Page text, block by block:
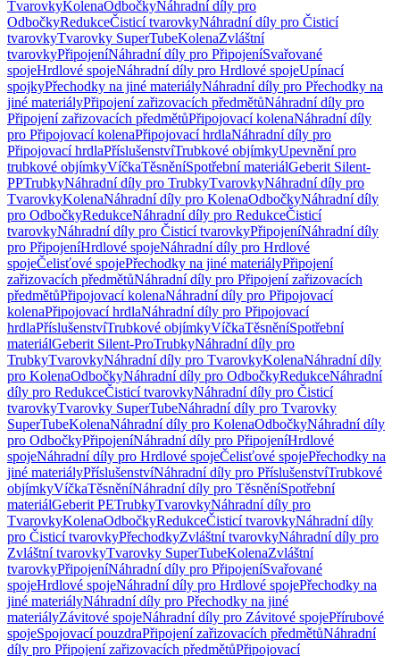
TvarovkyKolenaOdbočkyNáhradní díly pro
OdbočkyRedukceČisticí tvarovkyNáhradní díly pro Čisticí
tvarovkyTvarovky SuperTubeKolenaZvláštní
tvarovkyPřipojeníNáhradní díly pro PřipojeníSvařované
spojeHrdlové spojeNáhradní díly pro Hrdlové spojeUpínací
spojkyPřechodky na jiné materiályNáhradní díly pro Přechodky na
jiné materiályPřipojení zařizovacích předmětůNáhradní díly pro
Připojení zařizovacích předmětůPřipojovací kolenaNáhradní díly
pro Připojovací kolenaPřipojovací hrdlaNáhradní díly pro
Připojovací hrdlaPříslušenstvíTrubkové objímkyUpevnění pro
trubkové objímkyVíčkaTěsněníSpotřební materiálGeberit Silent-
PPTrubkyNáhradní díly pro TrubkyTvarovkyNáhradní díly pro
TvarovkyKolenaNáhradní díly pro KolenaOdbočkyNáhradní díly
pro OdbočkyRedukceNáhradní díly pro RedukceČisticí
tvarovkyNáhradní díly pro Čisticí tvarovkyPřipojeníNáhradní díly
pro PřipojeníHrdlové spojeNáhradní díly pro Hrdlové
spojeČelisťové spojePřechodky na jiné materiályPřipojení
zařizovacích předmětůNáhradní díly pro Připojení zařizovacích
předmětůPřipojovací kolenaNáhradní díly pro Připojovací
kolenaPřipojovací hrdlaNáhradní díly pro Připojovací
hrdlaPříslušenstvíTrubkové objímkyVíčkaTěsněníSpotřební
materiálGeberit Silent-ProTrubkyNáhradní díly pro
TrubkyTvarovkyNáhradní díly pro TvarovkyKolenaNáhradní díly
pro KolenaOdbočkyNáhradní díly pro OdbočkyRedukceNáhradní
díly pro RedukceČisticí tvarovkyNáhradní díly pro Čisticí
tvarovkyTvarovky SuperTubeNáhradní díly pro Tvarovky
SuperTubeKolenaNáhradní díly pro KolenaOdbočkyNáhradní díly
pro OdbočkyPřipojeníNáhradní díly pro PřipojeníHrdlové
spojeNáhradní díly pro Hrdlové spojeČelisťové spojePřechodky na
jiné materiályPříslušenstvíNáhradní díly pro PříslušenstvíTrubkové
objímkyVíčkaTěsněníNáhradní díly pro TěsněníSpotřební
materiálGeberit PETrubkyTvarovkyNáhradní díly pro
TvarovkyKolenaOdbočkyRedukceČisticí tvarovkyNáhradní díly
pro Čisticí tvarovkyPřechodkyZvláštní tvarovkyNáhradní díly pro
Zvláštní tvarovkyTvarovky SuperTubeKolenaZvláštní
tvarovkyPřipojeníNáhradní díly pro PřipojeníSvařované
spojeHrdlové spojeNáhradní díly pro Hrdlové spojePřechodky na
jiné materiályNáhradní díly pro Přechodky na jiné
materiályZávitové spojeNáhradní díly pro Závitové spojePřírubové
spojeSpojovací pouzdraPřipojení zařizovacích předmětůNáhradní
díly pro Připojení zařizovacích předmětůPřipojovací